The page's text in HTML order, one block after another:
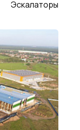
Эскалаторы